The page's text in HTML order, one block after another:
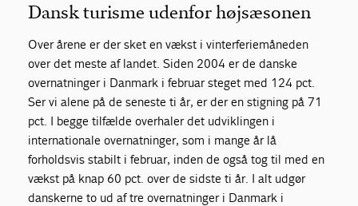
Dansk turisme udenfor højsæsonen
Over årene er der sket en vækst i vinterferiemåneden
over det meste af landet. Siden 2004 er de danske
overnatninger i Danmark i februar steget med 124 pct.
Ser vi alene på de seneste ti år, er der en stigning på 71
pct. I begge tilfælde overhaler det udviklingen i
internationale overnatninger, som i mange år lå
forholdsvis stabilt i februar, inden de også tog til med en
vækst på knap 60 pct. over de sidste ti år. I alt udgør
danskerne to ud af tre overnatninger i Danmark i